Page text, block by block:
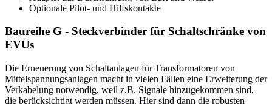
Optionale Pilot- und Hilfskontakte
Baureihe G - Steckverbinder für Schaltschränke von
EVUs
Die Erneuerung von Schaltanlagen für Transformatoren von
Mittelspannungsanlagen macht in vielen Fällen eine Erweiterung der
Verkabelung notwendig, weil z.B. Signale hinzugekommen sind,
die berücksichtigt werden müssen. Hier sind dann die robusten